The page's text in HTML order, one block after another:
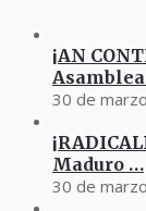
¡AN
30 de
Maduro …
30 de